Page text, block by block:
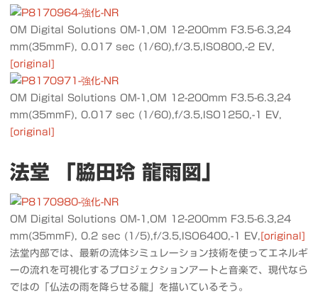
OM Digital Solutions OM-1,OM 12-200mm F3.5-6.3,24
mm(35mmF), 0.017 sec (1/60),f/3.5,ISO800,-2 EV,
[original]
OM Digital Solutions OM-1,OM 12-200mm F3.5-6.3,24
mm(35mmF), 0.017 sec (1/60),f/3.5,ISO1250,-1 EV,
[original]
法堂 「脇田玲 龍雨図」
OM Digital Solutions OM-1,OM 12-200mm F3.5-6.3,24
mm(35mmF), 0.2 sec (1/5),f/3.5,ISO6400,-1 EV,[original]
法堂内部では、最新の流体シミュレーション技術を使ってエネルギ
ーの流れを可視化するプロジェクションアートと音楽で、現代なら
ではの「仏法の雨を降らせる龍」を描いているそう。